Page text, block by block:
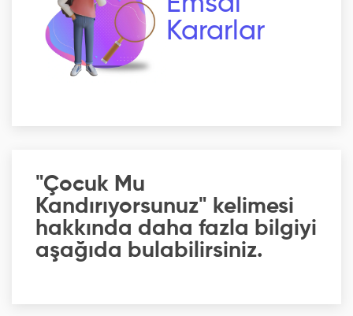
Kararlar
"Çocuk Mu
Kandırıyorsunuz" kelimesi
hakkında daha fazla bilgiyi
aşağıda bulabilirsiniz.